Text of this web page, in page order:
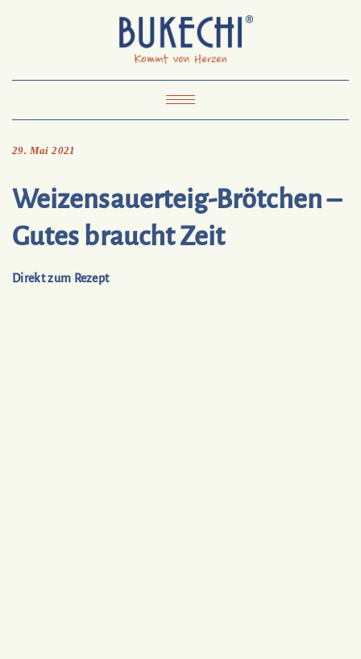
Pinterest
Mail
To
Bukechi
Impressum Datenschutz
Toggle
29. Mai 2021
Weizensauerteig-Brötchen –
Gutes braucht Zeit
Direkt zum Rezept